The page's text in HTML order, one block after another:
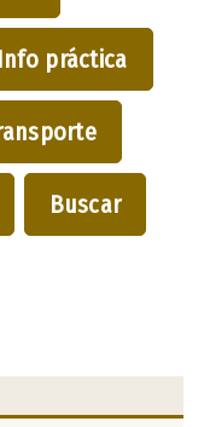
Info práctica
Buscar